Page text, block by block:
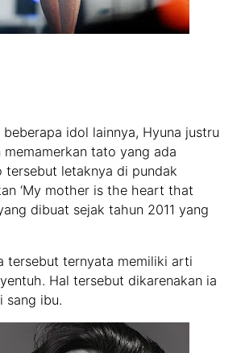
idol lainnya, Hyuna justru
tato yang ada
tersebut letaknya di pundak
‘My mother is the heart that
dibuat sejak tahun 2011 yang
tersebut ternyata memiliki arti
Hal tersebut dikarenakan ia
sang ibu.